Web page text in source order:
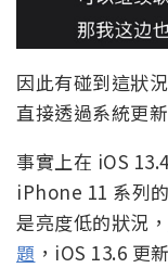
因此有碰到這狀
直接透過系統更
事實上在 iOS
iPhone 11 系列
是亮度低的狀況，
題 ，iOS 13.6 更